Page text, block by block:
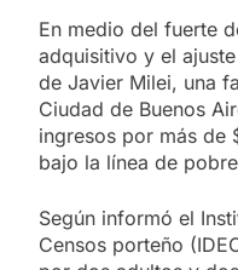
En medio del fuerte
adquisitivo y el
de Javier Milei, una
Ciudad de Buenos
ingresos por más de
bajo la línea de
Según informó el
Censos porteño